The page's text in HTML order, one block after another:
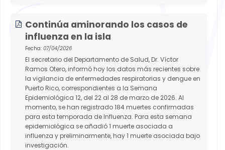
Continúa aminorando los casos de
influenza en la isla
Fecha: 07/04/2026
El secretario del Departamento de Salud, Dr. Víctor
Ramos Otero, informó hoy los datos más recientes sobre
la vigilancia de enfermedades respiratorias y dengue en
Puerto Rico, correspondientes a la Semana
Epidemiológica 12, del 22 al 28 de marzo de 2026. Al
momento, se han registrado 184 muertes confirmadas
para esta temporada de Influenza. Para esta semana
epidemiológica se añadió 1 muerte asociada a
influenza y preliminarmente, hay 1 muerte asociada bajo
investigación.